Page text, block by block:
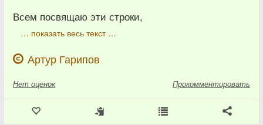
Всем посвящаю эти строки,
… показать весь текст …
Артур Гарипов
Нет оценок Прокомментировать